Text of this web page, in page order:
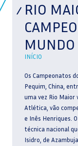
RIO
MUNDO
INÍCIO
Os Campeonatos
Pequim, China,
uma vez Rio
Atlética, vão
e Inês Henriques.
técnica nacional
Isidro, de